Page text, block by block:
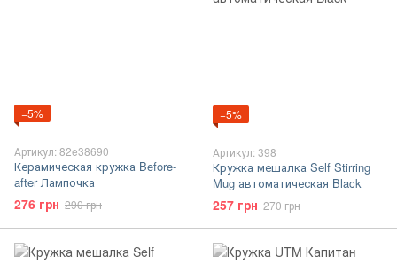
−5%
Артикул: 82e38690
Керамическая кружка Before-
after Лампочка
276 грн 290 грн
−5%
Артикул: 398
Кружка мешалка Self Stirring
Mug автоматическая Black
257 грн 270 грн